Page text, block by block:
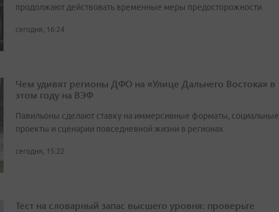
продолжают действовать временные меры предосторожности
сегодня, 16:24
Чем удивят регионы ДФО на «Улице Дальнего Востока» в
этом году на ВЭФ
Павильоны сделают ставку на иммерсивные форматы, социальные
проекты и сценарии повседневной жизни в регионах
сегодня, 15:22
Тест на словарный запас высшего уровня: проверьте